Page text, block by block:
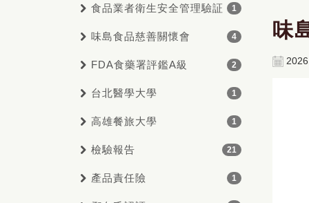
食品業者衛生安全管理驗証 1
味島食品慈善關懷會 4
FDA食藥署評鑑A級 2
台北醫學大學 1
高雄餐旅大學 1
檢驗報告 21
產品責任險 1
味